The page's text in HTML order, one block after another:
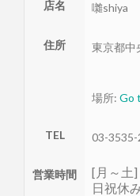
店名 囃shiya
住所 東京都中
場所: Go
TEL 03-
営業時間
[月～土
日祝休